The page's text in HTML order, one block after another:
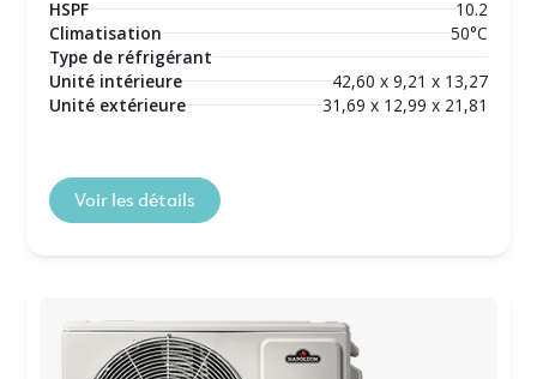
HSPF
10.2
Climatisation
50°C
Type de réfrigérant
Unité intérieure
42,60 x 9,21 x 13,27
Unité extérieure
31,69 x 12,99 x 21,81
Voir les détails